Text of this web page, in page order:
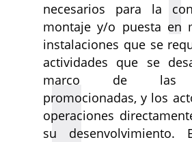
necesarios para la
montaje y/o puesta en
instalaciones que se
actividades que se
marco de las
promocionadas, y los
operaciones
su desenvolvimiento.